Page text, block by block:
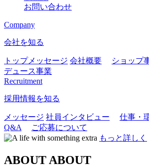
お問い合わせ
Company
会社を知る
トップメッセージ 会社概要 ショップ
デュース事業
Recruitment
採用情報を知る
メッセージ 社員インタビュー 仕事・
Q&A
ご応募について
もっと詳しく
ABOUT ABOUT